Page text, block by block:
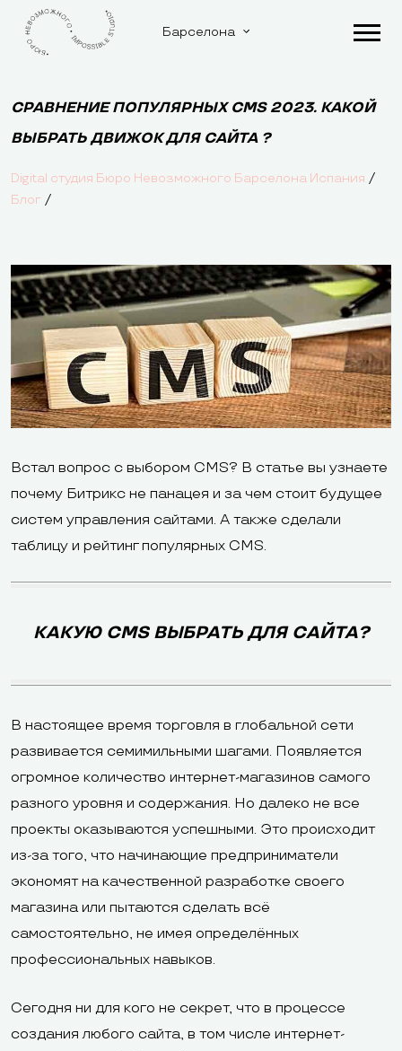
Барселона
СРАВНЕНИЕ ПОПУЛЯРНЫХ CMS 2023. КАКОЙ
ВЫБРАТЬ ДВИЖОК ДЛЯ САЙТА ?
Digital студия Бюро Невозможного Барселона Испания /
Блог /
Встал вопрос с выбором CMS? В статье вы узнаете
почему Битрикс не панацея и за чем стоит будущее
систем управления сайтами. А также сделали
таблицу и рейтинг популярных CMS.
КАКУЮ CMS ВЫБРАТЬ ДЛЯ САЙТА?
В настоящее время торговля в глобальной сети
развивается семимильными шагами. Появляется
огромное количество интернет-магазинов самого
разного уровня и содержания. Но далеко не все
проекты оказываются успешными. Это происходит
из-за того, что начинающие предприниматели
экономят на качественной разработке своего
магазина или пытаются сделать всё
самостоятельно, не имея определённых
профессиональных навыков.
Сегодня ни для кого не секрет, что в процессе
создания любого сайта, в том числе интернет-